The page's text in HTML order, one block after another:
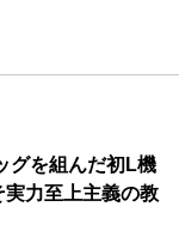
グを組んだ初L機
実力至上主義の教